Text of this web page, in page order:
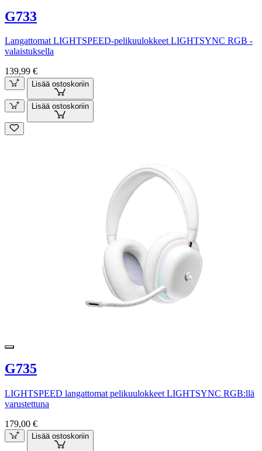
G733
Langattomat LIGHTSPEED-pelikuulokkeet LIGHTSYNC RGB -
valaistuksella
139,99 €
Lisää ostoskoriin
Lisää ostoskoriin
G735
LIGHTSPEED langattomat pelikuulokkeet LIGHTSYNC RGB:llä
varustettuna
179,00 €
Lisää ostoskoriin